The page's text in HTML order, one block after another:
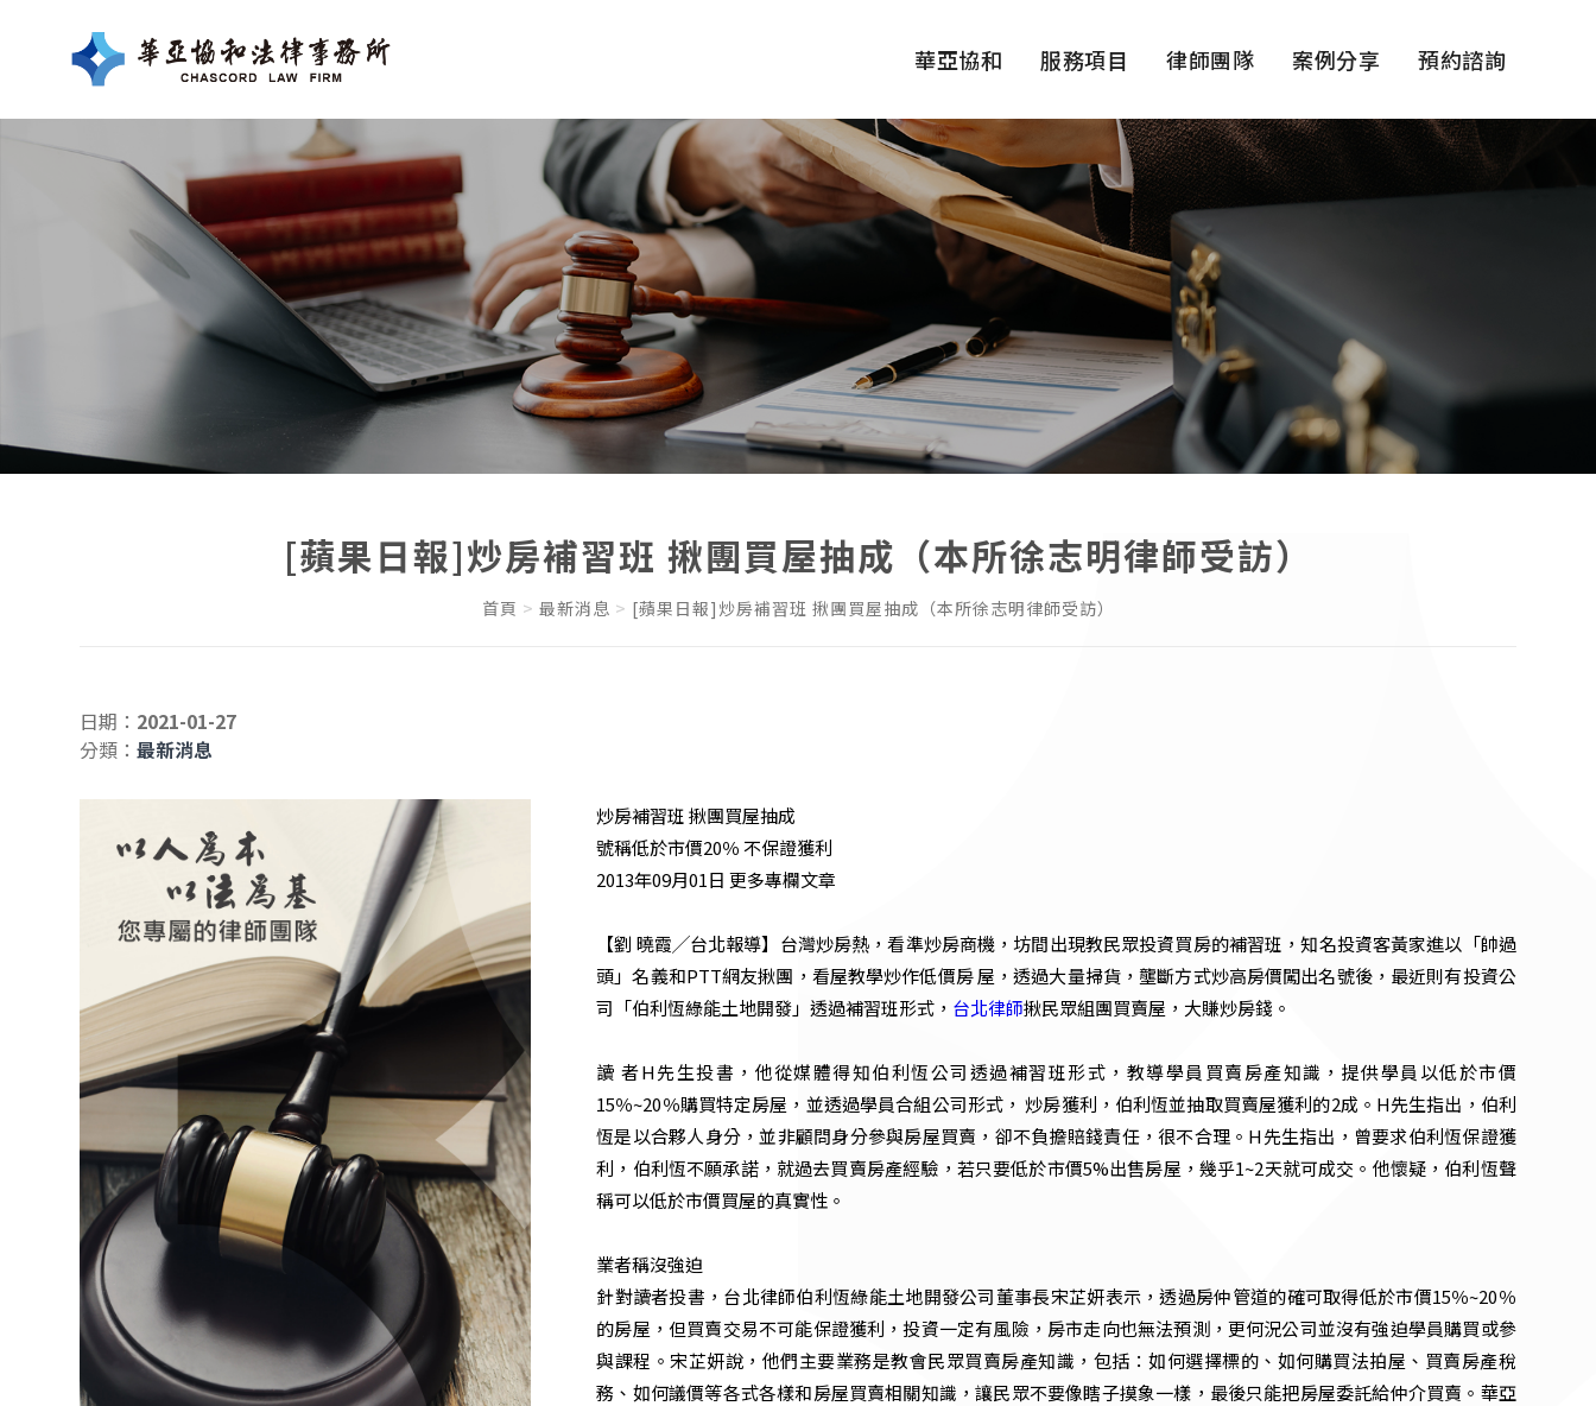
華亞協和 服務項目 律師團隊 案例分享 預約諮詢
[蘋果日報]炒房補習班 揪團買屋抽成（本所徐志明律師受訪）
首頁 最新消息 [蘋果日報]炒房補習班 揪團買屋抽成（本所徐志明律師受訪）
日期： 2021-01-27
分類：最新消息
炒房補習班 揪團買屋抽成
號稱低於市價20％ 不保證獲利
2013年09月01日 更多專欄文章
【劉 曉霞╱台北報導】台灣炒房熱，看準炒房商機，坊間出現教民眾投資買房的補習班，知名投資客黃家進以「帥過
頭」名義和PTT網友揪團，看屋教學炒作低價房 屋，透過大量掃貨，壟斷方式炒高房價闖出名號後，最近則有投資公
司「伯利恆綠能土地開發」透過補習班形式， 台北律師揪民眾組團買賣屋，大賺炒房錢。
讀 者H先生投書，他從媒體得知伯利恆公司透過補習班形式，教導學員買賣房產知識，提供學員以低於市價
15％~20％購買特定房屋，並透過學員合組公司形式， 炒房獲利，伯利恆並抽取買賣屋獲利的2成。H先生指出，伯利
恆是以合夥人身分，並非顧問身分參與房屋買賣，卻不負擔賠錢責任，很不合理。H先生指出，曾要求伯利恆保證獲
利，伯利恆不願承諾，就過去買賣房產經驗，若只要低於市價5%出售房屋，幾乎1~2天就可成交。他懷疑，伯利恆聲
稱可以低於市價買屋的真實性。
業者稱沒強迫
針對讀者投書，台北律師伯利恆綠能土地開發公司董事長宋芷妍表示，透過房仲管道的確可取得低於市價15％~20％
的房屋，但買賣交易不可能保證獲利，投資一定有風險，房市走向也無法預測，更何況公司並沒有強迫學員購買或參
與課程。宋芷妍說，他們主要業務是教會民眾買賣房產知識，包括：如何選擇標的、如何購買法拍屋、買賣房產稅
務、如何議價等各式各樣和房屋買賣相關知識，讓民眾不要像瞎子摸象一樣，最後只能把房屋委託給仲介買賣。華亞